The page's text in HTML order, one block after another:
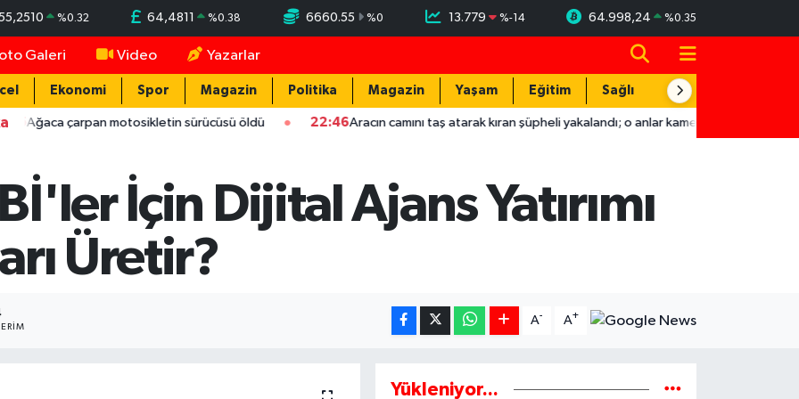
%0.32 64,4811 %0.38 6660.55 %0 13.779 %-14 64.998,24 %0.35
Galeri Video Yazarlar
Ekonomi Spor Magazin Politika Magazin Yaşam Eğitim Sağlık Teknoloji
motosikletin sürücüsü öldü 22:46 Aracın camını taş atarak kıran şüpheli yakalandı; o anlar kamerada
İçin Dijital Ajans Yatırımı
Üretir?
A- A+
Yükleniyor...